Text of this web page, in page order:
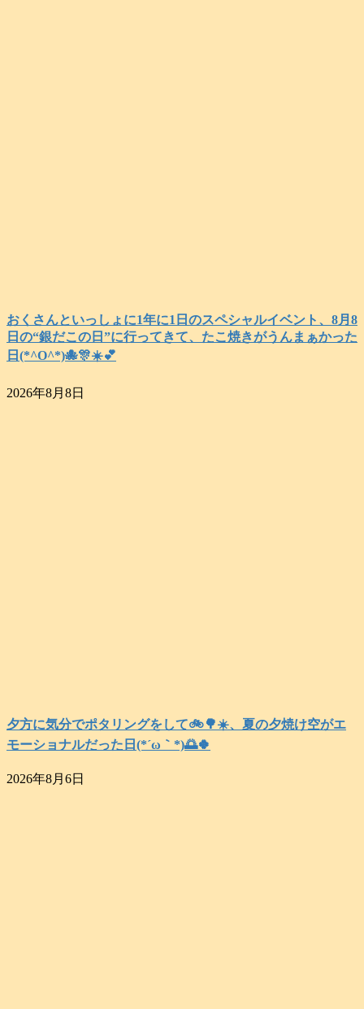
おくさんといっしょに1年に1日のスペシャルイベント、8月8
日の“銀だこの日”に行ってきて、たこ焼きがうんまぁかった
日(*^O^*)🐙🎊☀️💕
2026年8月8日
夕方に気分でポタリングをして🚲️🌳☀️、夏の夕焼け空がエ
モーショナルだった日(⁠*⁠´⁠ω⁠｀⁠*⁠)🌅🍀
2026年8月6日